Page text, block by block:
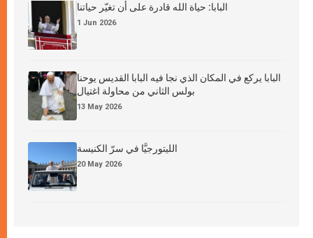
البابا: حياة الله قادرة على أن تغيّر حياتنا
1 Jun 2026
البابا يركع في المكان الذي نجا فيه البابا القديس يوحنا
بولس الثاني من محاولة اغتيال
13 May 2026
الليتورجيَّا في سرّ الكنيسة
20 May 2026